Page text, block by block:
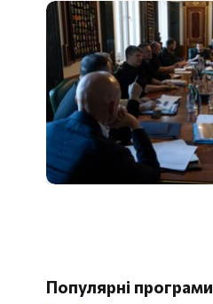
Популярні програми